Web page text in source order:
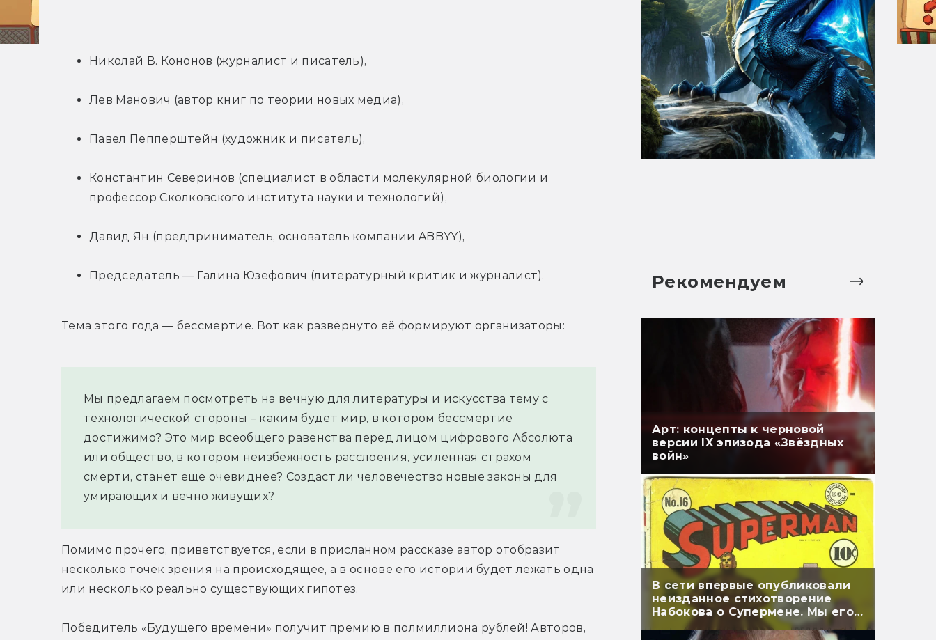
Николай В. Кононов (журналист и писатель),
Лев Манович (автор книг по теории новых медиа),
Павел Пепперштейн (художник и писатель),
Константин Северинов (специалист в области молекулярной биологии и
профессор Сколковского института науки и технологий),
Давид Ян (предприниматель, основатель компании ABBYY),
Председатель — Галина Юзефович (литературный критик и журналист).
Тема этого года — бессмертие. Вот как развёрнуто её формируют организаторы:
Мы предлагаем посмотреть на вечную для литературы и искусства тему с
технологической стороны – каким будет мир, в котором бессмертие
достижимо? Это мир всеобщего равенства перед лицом цифрового Абсолюта
или общество, в котором неизбежность расслоения, усиленная страхом
смерти, станет еще очевиднее? Создаст ли человечество новые законы для
умирающих и вечно живущих?
Помимо прочего, приветствуется, если в присланном рассказе автор отобразит
несколько точек зрения на происходящее, а в основе его истории будет лежать одна
или несколько реально существующих гипотез.
Победитель «Будущего времени» получит премию в полмиллиона рублей! Авторов,
Рекомендуем
Арт: концепты к черновой
версии IX эпизода «Звёздных
войн»
В сети впервые опубликовали
неизданное стихотворение
Набокова о Супермене. Мы его
перевели